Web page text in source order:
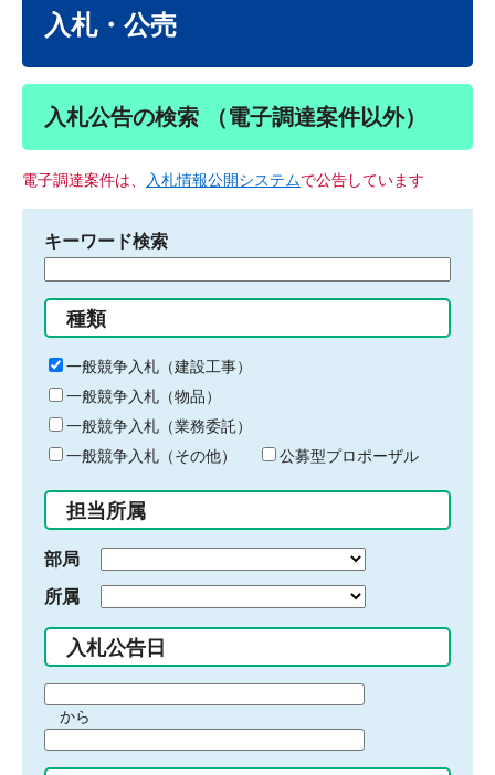
入札・公売
入札公告の検索 （電子調達案件以外）
電子調達案件は、 入札情報公開システムで公告しています
キーワード検索
る
キ
ー
ワ
ー
ド
入
力
種類
一般競争入札（建設工事）
一般競争入札（物品）
一般競争入札（業務委託）
一般競争入札（その他）
公募型プロポーザル
担当所属
部局
所属
入札公告日
間
始
から
間